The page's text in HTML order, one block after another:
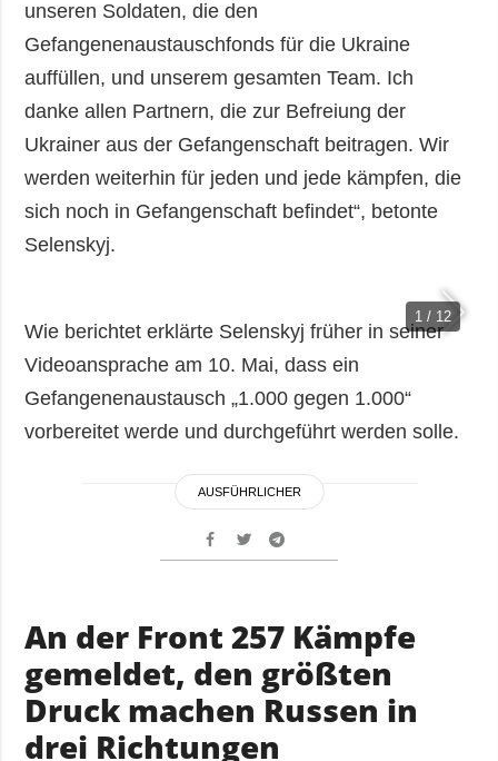
unseren Soldaten, die den
Gefangenenaustauschfonds für die Ukraine
auffüllen, und unserem gesamten Team. Ich
danke allen Partnern, die zur Befreiung der
Ukrainer aus der Gefangenschaft beitragen. Wir
werden weiterhin für jeden und jede kämpfen, die
sich noch in Gefangenschaft befindet“, betonte
Selenskyj.
1 / 12
Wie berichtet erklärte Selenskyj früher in seiner
Videoansprache am 10. Mai, dass ein
Gefangenenaustausch „1.000 gegen 1.000“
vorbereitet werde und durchgeführt werden solle.
AUSFÜHRLICHER
An der Front 257 Kämpfe
gemeldet, den größten
Druck machen Russen in
drei Richtungen